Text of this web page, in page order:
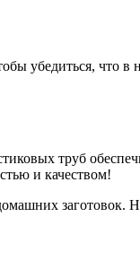
убедиться, что в
труб
и качеством!
заготовок.